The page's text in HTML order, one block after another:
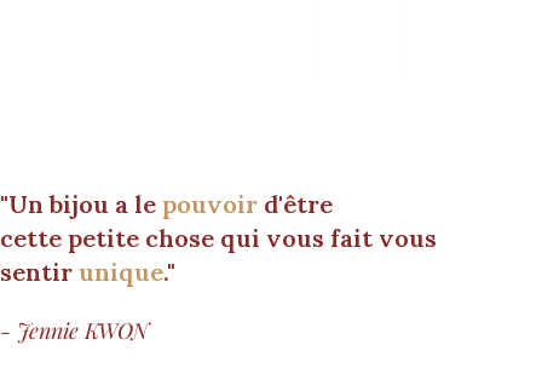
"Un bijou a le pouvoir d'être
cette petite chose qui vous fait vous
sentir unique."
- Jennie KWON